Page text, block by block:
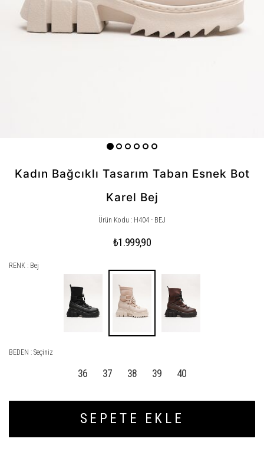
Kadın Bağcıklı Tasarım Taban Esnek Bot
Karel Bej
Ürün Kodu : H404 - BEJ
₺1.999,90
RENK : Bej
BEDEN : Seçiniz
36 37 38 39 40
SEPETE EKLE